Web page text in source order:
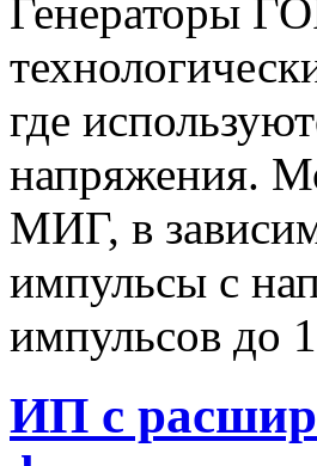
Генераторы
где
напряжения.
МИГ, в
импульсы c
импульсов до
ИП с